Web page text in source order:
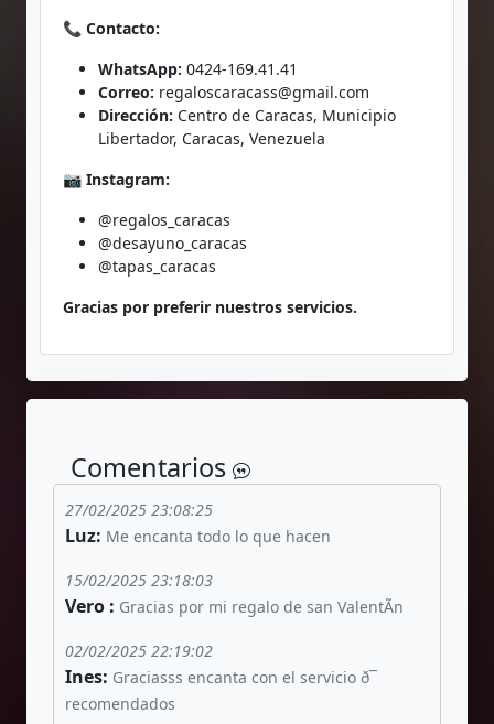
📞 Contacto:
WhatsApp: 0424-169.41.41
Correo: regaloscaracass@gmail.com
Dirección: Centro de Caracas, Municipio
Libertador, Caracas, Venezuela
📷 Instagram:
@regalos_caracas
@desayuno_caracas
@tapas_caracas
Gracias por preferir nuestros servicios.
Comentarios
27/02/2025 23:08:25
Luz: Me encanta todo lo que hacen
15/02/2025 23:18:03
Vero : Gracias por mi regalo de san ValentÃ­n
02/02/2025 22:19:02
Ines: Graciasss encanta con el servicio ð¯
recomendados